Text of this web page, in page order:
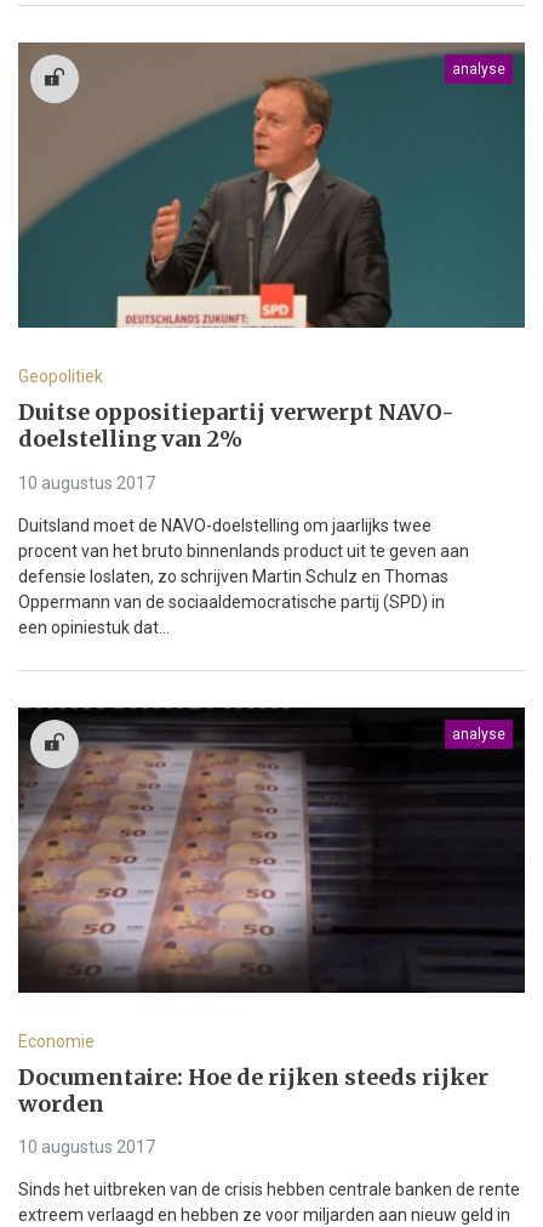
analyse
Geopolitiek
Duitse oppositiepartij verwerpt NAVO-
doelstelling van 2%
10 augustus 2017
Duitsland moet de NAVO-doelstelling om jaarlijks twee
procent van het bruto binnenlands product uit te geven aan
defensie loslaten, zo schrijven Martin Schulz en Thomas
Oppermann van de sociaaldemocratische partij (SPD) in
een opiniestuk dat...
analyse
Economie
Documentaire: Hoe de rijken steeds rijker
worden
10 augustus 2017
Sinds het uitbreken van de crisis hebben centrale banken de rente
extreem verlaagd en hebben ze voor miljarden aan nieuw geld in